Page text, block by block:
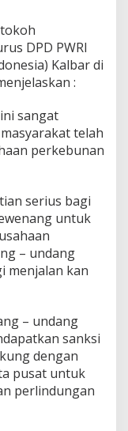
DPD PWRI
Kalbar di
:
sangat
telah
perkebunan
serius bagi
untuk
– undang
menjalan kan
– undang
sanksi
dengan
pusat untuk
perlindungan